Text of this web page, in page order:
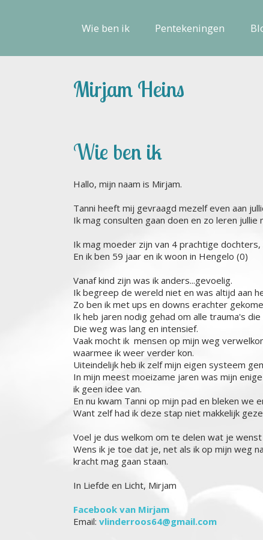
Wie ben ik Pentekeningen
Mirjam Heins
Wie ben ik
Hallo, mijn naam is Mirjam.
Tanni heeft mij gevraagd mezelf even aan
Ik mag consulten gaan doen en zo leren jullie
Ik mag moeder zijn van 4 prachtige
En ik ben 59 jaar en ik woon in Hengelo (0)
Vanaf kind zijn was ik anders...gevoelig.
Ik begreep de wereld niet en was altijd aan
Zo ben ik met ups en downs erachter
Ik heb jaren nodig gehad om alle trauma's
Die weg was lang en intensief.
Vaak mocht ik mensen op mijn weg
waarmee ik weer verder kon.
Uiteindelijk heb ik zelf mijn eigen systeem
In mijn meest moeizame jaren was mijn
ik geen idee van.
En nu kwam Tanni op mijn pad en bleken we
Want zelf had ik deze stap niet makkelijk
Voel je dus welkom om te delen wat je
Wens ik je toe dat je, net als ik op mijn weg
kracht mag gaan staan.
In Liefde en Licht, Mirjam
Facebook van Mirjam
Email: vlinderroos64@gmail.com